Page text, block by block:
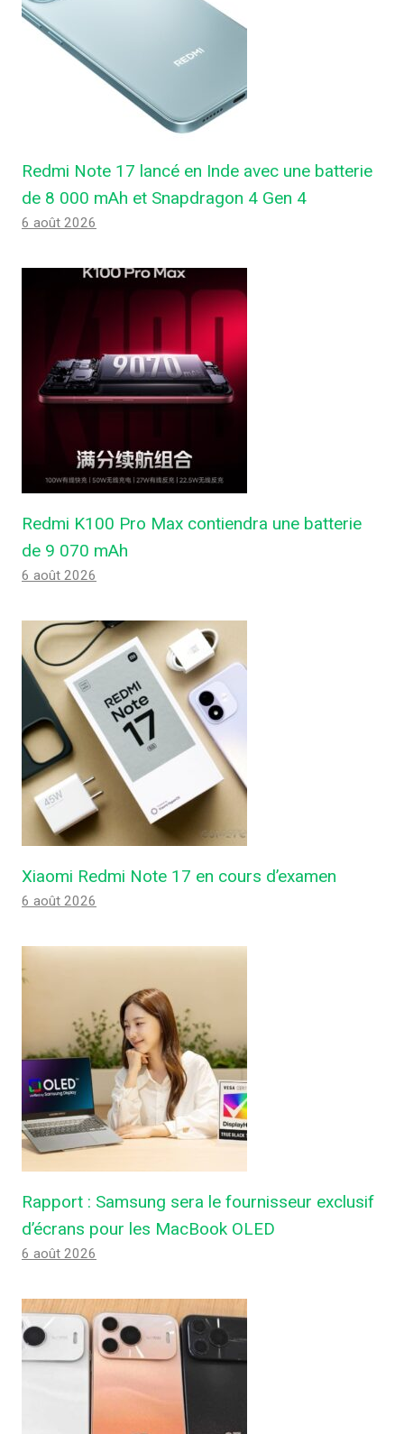
Redmi Note 17 lancé en Inde avec une batterie
de 8 000 mAh et Snapdragon 4 Gen 4
6 août 2026
Redmi K100 Pro Max contiendra une batterie
de 9 070 mAh
6 août 2026
Xiaomi Redmi Note 17 en cours d’examen
6 août 2026
Rapport : Samsung sera le fournisseur exclusif
d’écrans pour les MacBook OLED
6 août 2026